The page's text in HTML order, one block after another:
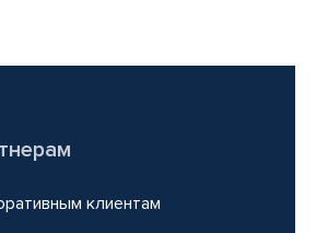
клиентам